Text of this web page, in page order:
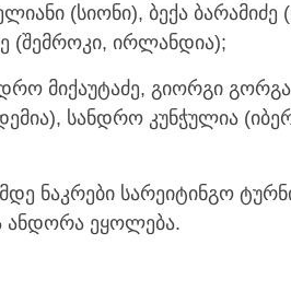
(სიონი), ბექა
(შემროკი, ირლანდია);
მიქაუტაძე, გიორგი
სანდრო კუნჭულია
ნაკრები სარეიტინგო
ანდორა ეყოლება.